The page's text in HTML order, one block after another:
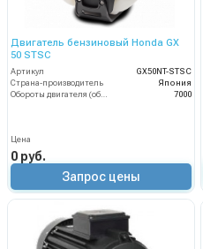
Двигатель бензиновый Honda GX
50 STSC
Артикул
GX50NT-STSC
Страна-производитель
Япония
7000
Цена
0 руб.
Запрос цены